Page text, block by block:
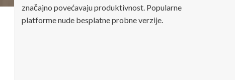
značajno povećavaju produktivnost. Popularne
platforme nude besplatne probne verzije.